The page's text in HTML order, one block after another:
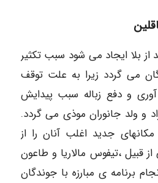
از بلا ایجاد می شود سبب تکثیر
می گردد زیرا به علت توقف
و دفع زباله سبب پیدایش
و ولد جانوران موذی می گردد.
جدید اغلب آنان را از
قبیل ،تیفوس مالاریا و طاعون
برنامه ی مبارزه با جوندگان